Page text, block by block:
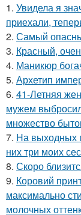
1. Увидела я
приехали,
2. Самый
3. Красный,
4. Маникюр
5. Архетип
6. 41-Летняя
мужем
множество
7. На выходных
них три моих
8. Скоро
9. Коровий
максимально
молочных